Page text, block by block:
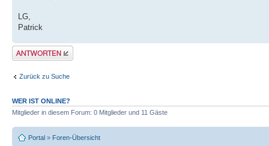
LG,
Patrick
Antwort erstellen
Zurück zu Suche
WER IST ONLINE?
Mitglieder in diesem Forum: 0 Mitglieder und 11 Gäste
Portal » Foren-Übersicht